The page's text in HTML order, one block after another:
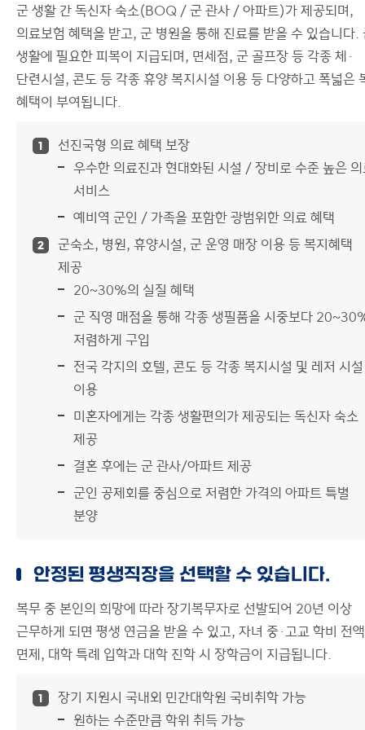
군 생활 간 독신자 숙소(BOQ / 군 관사 / 아파트)가 제공되며,
의료보험 혜택을 받고, 군 병원을 통해 진료를 받을 수 있습니다.
생활에 필요한 피복이 지급되며, 면세점, 군 골프장 등 각종 체·
단련시설, 콘도 등 각종 휴양 복지시설 이용 등 다양하고 폭넓은
혜택이 부여됩니다.
1
선진국형 의료 혜택 보장
우수한 의료진과 현대화된 시설 / 장비로 수준 높은
서비스
예비역 군인 / 가족을 포함한 광범위한 의료 혜택
2
군숙소, 병원, 휴양시설, 군 운영 매장 이용 등 복지혜택
제공
20~30%의 실질 혜택
군 직영 매점을 통해 각종 생필품을 시중보다
저렴하게 구입
전국 각지의 호텔, 콘도 등 각종 복지시설 및 레저 시설
이용
미혼자에게는 각종 생활편의가 제공되는 독신자 숙소
제공
결혼 후에는 군 관사/아파트 제공
군인 공제회를 중심으로 저렴한 가격의 아파트 특별
분양
안정된 평생직장을 선택할 수 있습니다.
복무 중 본인의 희망에 따라 장기복무자로 선발되어 20년 이상
근무하게 되면 평생 연금을 받을 수 있고, 자녀 중·고교 학비 전액
면제, 대학 특례 입학과 대학 진학 시 장학금이 지급됩니다.
1
장기 지원시 국내외 민간대학원 국비취학 가능
원하는 수준만큼 학위 취득 가능